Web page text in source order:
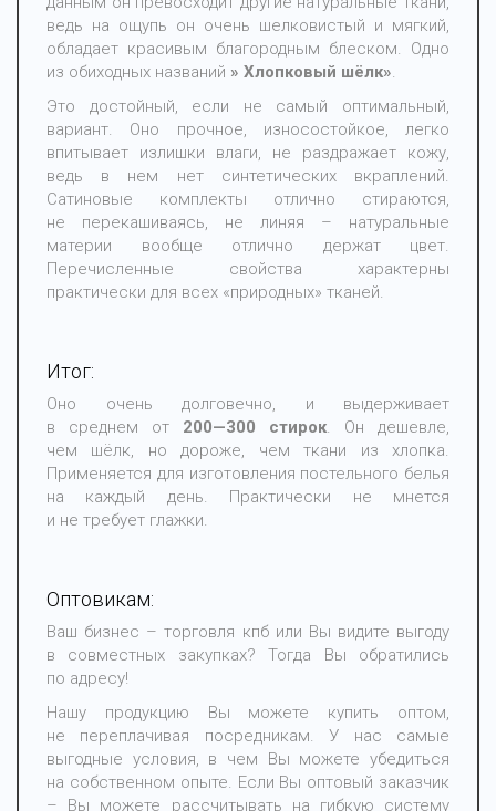
ведь на ощупь он очень шелковистый и мягкий,
обладает красивым благородным блеском. Одно
из обиходных названий » Хлопковый шёлк».
Это достойный, если не самый оптимальный,
вариант. Оно прочное, износостойкое, легко
впитывает излишки влаги, не раздражает кожу,
ведь в нем нет синтетических вкраплений.
Сатиновые комплекты отлично стираются,
не перекашиваясь, не линяя – натуральные
материи вообще отлично держат цвет.
Перечисленные свойства характерны
практически для всех «природных» тканей.
Итог:
Оно очень долговечно, и выдерживает
в среднем от 200—300 стирок. Он дешевле,
чем шёлк, но дороже, чем ткани из хлопка.
Применяется для изготовления постельного белья
на каждый день. Практически не мнется
и не требует глажки.
Оптовикам:
Ваш бизнес – торговля кпб или Вы видите выгоду
в совместных закупках? Тогда Вы обратились
по адресу!
Нашу продукцию Вы можете купить оптом,
не переплачивая посредникам. У нас самые
выгодные условия, в чем Вы можете убедиться
на собственном опыте. Если Вы оптовый заказчик
– Вы можете рассчитывать на гибкую систему